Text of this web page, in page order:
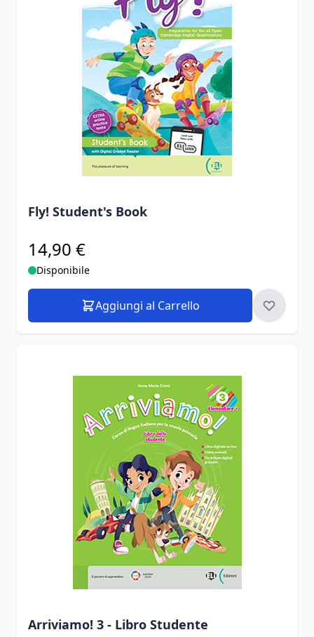
Fly! Student's Book
14,90 €
Disponibile
Aggiungi al Carrello
Arriviamo! 3 - Libro Studente